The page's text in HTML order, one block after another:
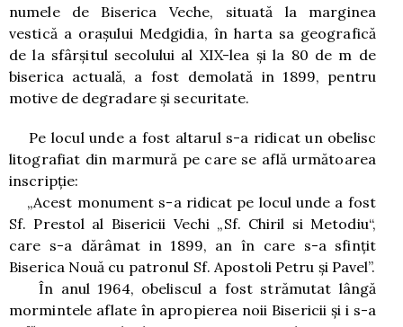
numele de Biserica Veche, situată la marginea
vestică a oraşului Medgidia, în harta sa geografică
de la sfârşitul secolului al XIX-lea şi la 80 de m de
biserica actuală, a fost demolată in 1899, pentru
motive de degradare şi securitate.
Pe locul unde a fost altarul s-a ridicat un obelisc
litografiat din marmură pe care se află următoarea
inscripţie:
„Acest monument s-a ridicat pe locul unde a fost
Sf. Prestol al Bisericii Vechi „Sf. Chiril si Metodiu“,
care s-a dărâmat in 1899, an în care s-a sfinţit
Biserica Nouă cu patronul Sf. Apostoli Petru şi Pavel”.
În anul 1964, obeliscul a fost strămutat lângă
mormintele aflate în apropierea noii Bisericii şi i s-a